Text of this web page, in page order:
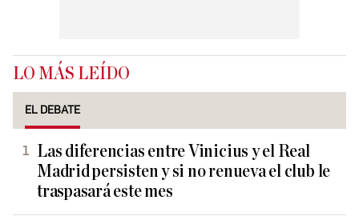
LO MÁS LEÍDO
EL DEBATE
Las diferencias entre Vinicius y el Real
Madrid persisten y si no renueva el club le
traspasará este mes